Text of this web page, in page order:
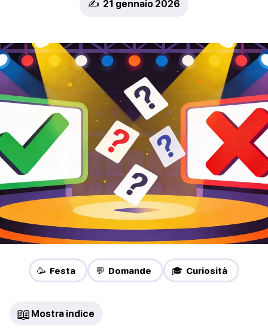
✍️ 21 gennaio 2026
🥳 Festa 💬 Domande 🎓 Curiosità
📖 Mostra indice